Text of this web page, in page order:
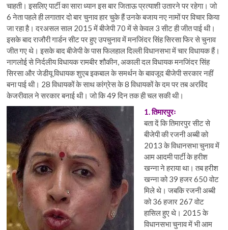
चाहती। इसलिए पार्टी का सारा ध्यान इस बार जिताऊ प्रत्याशी उतारने पर रहेगा। जो
6 नेता पहले ही लगातार दो बार चुनाव हार चुके हैं उनके बजाय नए नामों पर विचार किया
जा रहा है। दरअसल साल 2015 में बीजेपी 70 में से केवल 3 सीट ही जीत पाई थी।
इसके बाद राजौरी गार्डन सीट पर हुए उपचुनाव में मनजिंदर सिंह सिरसा फिर से चुनाव
जीत गए थे। इसके बाद बीजेपी के पास फिलहाल दिल्ली विधानसभा में चार विधायक हैं।
नागलोई से निर्दलीय विधायक रामबीर शौकीन, अकाली दल विधायक मनजिंदर सिंह
सिरसा और जेडीयू विधायक शुएब इकबाल के समर्थन के बावजूद बीजेपी सरकार नहीं
बना पाई थी। 28 विधायकों के साथ कांग्रेस के 8 विधायकों के दम पर तब अरविंद
केजरीवाल ने सरकार बनाई थी। जो कि 49 दिन तक ही चल सकी थी।
1. तिमारपुरः
बता दें कि तिमारपुर सीट से
बीजेपी की रजनी अब्बी को
2013 के विधानसभा चुनाव में
आम आदमी पार्टी के हरीश
खन्ना ने हराया था। तब हरीश
खन्ना को 39 हजर 650 वोट
मिले थे। जबकि रजनी अब्बी
को 36 हजार 267 वोट
हासिल हुए थे। 2015 के
विधानसभा चुनाव में भी आम